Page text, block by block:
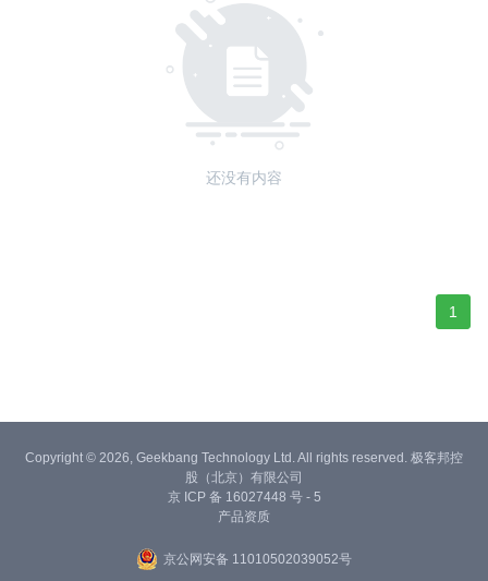
还没有内容
1
Copyright © 2026, Geekbang Technology Ltd. All rights reserved. 极客邦控
股（北京）有限公司
京 ICP 备 16027448 号 - 5
产品资质
京公网安备 11010502039052号